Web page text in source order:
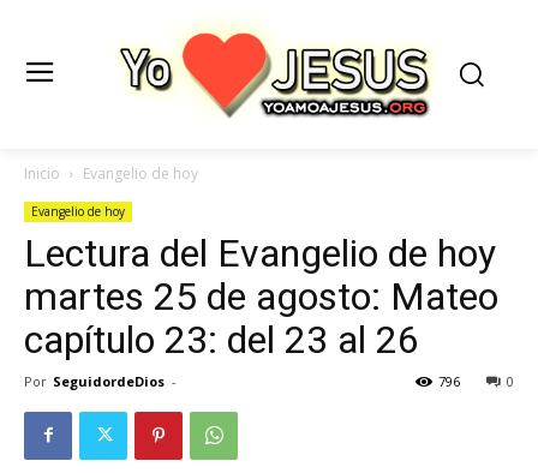
Inicio Evangelio de hoy
Evangelio de hoy
Lectura del Evangelio de hoy
martes 25 de agosto: Mateo
capítulo 23: del 23 al 26
Por SeguidordeDios - 0
796